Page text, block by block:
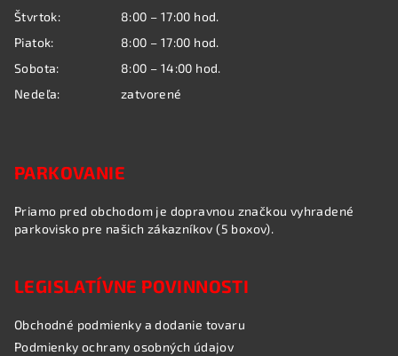
Štvrtok:
8:00 – 17:00 hod.
Piatok:
8:00 – 17:00 hod.
Sobota:
8:00 – 14:00 hod.
Nedeľa:
zatvorené
PARKOVANIE
Priamo pred obchodom je dopravnou značkou vyhradené
parkovisko pre našich zákazníkov (5 boxov).
LEGISLATÍVNE POVINNOSTI
Obchodné podmienky a dodanie tovaru
Podmienky ochrany osobných údajov